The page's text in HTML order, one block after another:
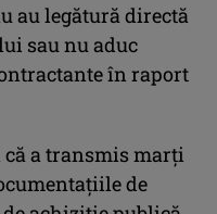
au legătură directă
sau nu aduc
în raport
că a transmis marţi
de